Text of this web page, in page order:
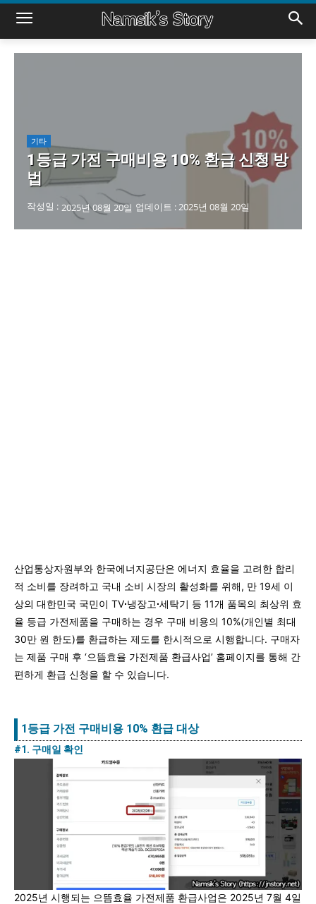
기타
1등급 가전 구매비용 10% 환급 신청 방
법
작성일 : 2025년 08월 20일 업데이트 :2025년 08월 20일
산업통상자원부와 한국에너지공단은 에너지 효율을 고려한 합리
적 소비를 장려하고 국내 소비 시장의 활성화를 위해, 만 19세 이
상의 대한민국 국민이 TV∙냉장고∙세탁기 등 11개 품목의 최상위 효
율 등급 가전제품을 구매하는 경우 구매 비용의 10%(개인별 최대
30만 원 한도)를 환급하는 제도를 한시적으로 시행합니다. 구매자
는 제품 구매 후 ‘으뜸효율 가전제품 환급사업’ 홈페이지를 통해 간
편하게 환급 신청을 할 수 있습니다.
1등급 가전 구매비용 10% 환급 대상
#1. 구매일 확인
2025년 시행되는 으뜸효율 가전제품 환급사업은 2025년 7월 4일